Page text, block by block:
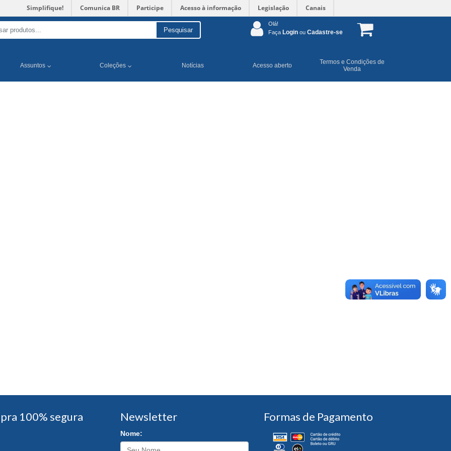
Simplifique! Comunica BR Participe Acesso à informação Legislação Canais
Pesquisar
Olá!
Faça Login ou Cadastre-se
Assuntos Coleções Notícias Acesso aberto
Termos e Condições de
Venda
100% segura Newsletter
Nome:
Formas de Pagamento